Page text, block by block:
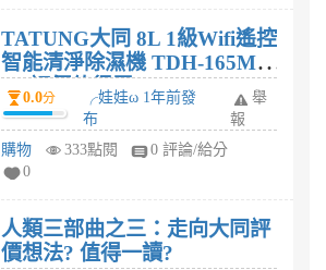
TATUNG大同 8L 1級Wifi遙控
智能清淨除濕機 TDH-165MB-
WI評價值得買?
0.0分
╭娃娃ω 1年前發
布
舉
報
購物
333點閱
0 評論/給分
0
人類三部曲之三：走向大同評
價想法? 值得一讀?